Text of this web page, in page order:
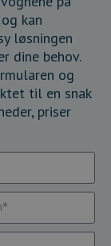
kan
løsningen
dine behov.
og
til en snak
priser